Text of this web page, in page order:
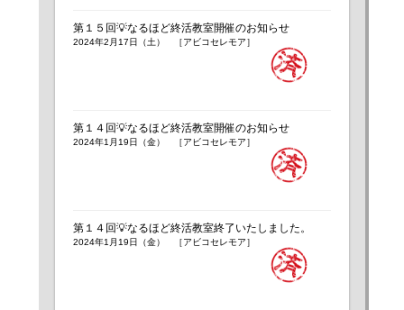
第１５回💡なるほど終活教室開催のお知らせ
2024年2月17日（土） ［アビコセレモア］
第１４回💡なるほど終活教室開催のお知らせ
2024年1月19日（金） ［アビコセレモア］
第１４回💡なるほど終活教室終了いたしました。
2024年1月19日（金） ［アビコセレモア］